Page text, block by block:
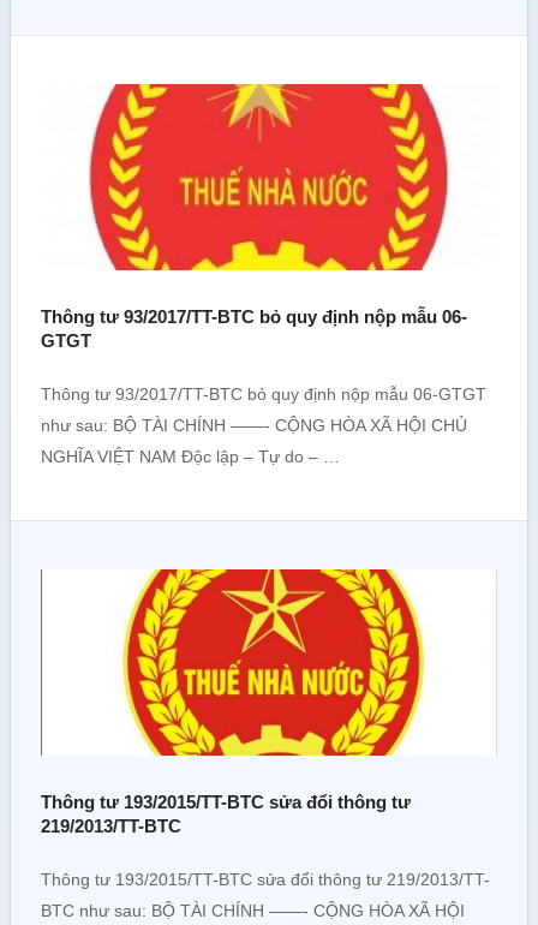
Thông tư 93/2017/TT-BTC bỏ quy định nộp mẫu 06-
GTGT
Thông tư 93/2017/TT-BTC bỏ quy định nộp mẫu 06-GTGT
như sau: BỘ TÀI CHÍNH ——- CỘNG HÒA XÃ HỘI CHỦ
NGHĨA VIỆT NAM Độc lập – Tự do – …
Thông tư 193/2015/TT-BTC sửa đổi thông tư
219/2013/TT-BTC
Thông tư 193/2015/TT-BTC sửa đổi thông tư 219/2013/TT-
BTC như sau: BỘ TÀI CHÍNH ——- CỘNG HÒA XÃ HỘI